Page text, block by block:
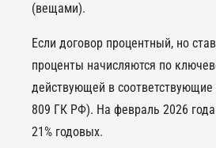
(вещами).
Если договор процентный, но
проценты начисляются по
действующей в
809 ГК РФ). На февраль 2026
21% годовых.